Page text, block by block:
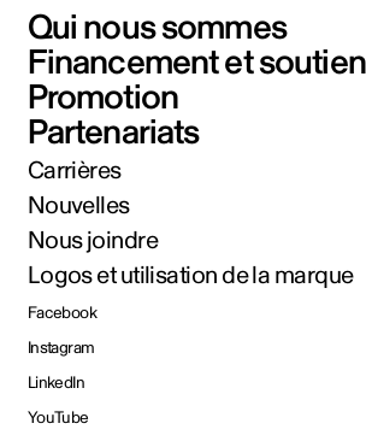
Qui nous sommes
Financement et soutien
Promotion
Partenariats
Carrières
Nouvelles
Nous joindre
Logos et utilisation de la marque
Facebook
Instagram
LinkedIn
YouTube